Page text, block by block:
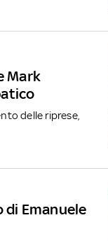
Mark
delle riprese,
di Emanuele